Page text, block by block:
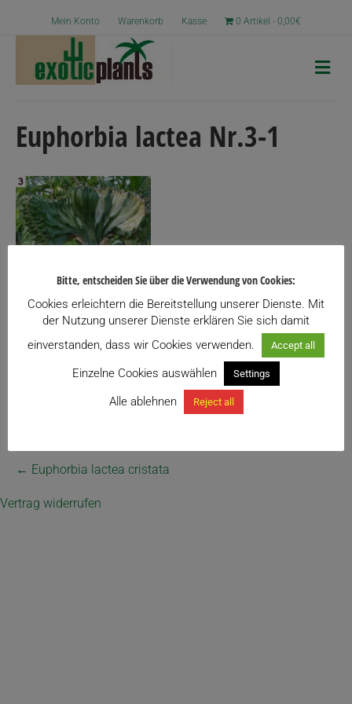
Mein Konto Warenkorb Kasse 0 Artikel 0,00€
N
a
Euphorbia lactea Nr.3-1
← Euphorbia lactea cristata
Vertrag widerrufen
Bitte, entscheiden Sie über die Verwendung von Cookies:
Cookies erleichtern die Bereitstellung unserer Dienste. Mit
der Nutzung unserer Dienste erklären Sie sich damit
einverstanden, dass wir Cookies verwenden.
Accept all
Einzelne Cookies auswählen Settings
Alle ablehnen Reject all